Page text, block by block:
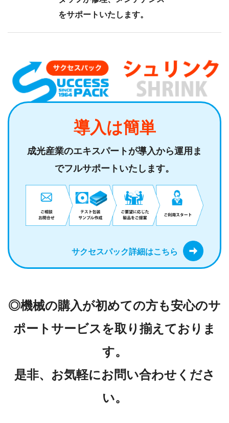
をサポートいたします。
導入は簡単
成光産業のエキスパートが導入から運用ま
でフルサポートいたします。
サクセスパック詳細はこちら
◎機械の購入が初めての方も安心のサ
ポートサービスを取り揃えておりま
す。
是非、お気軽にお問い合わせくださ
い。